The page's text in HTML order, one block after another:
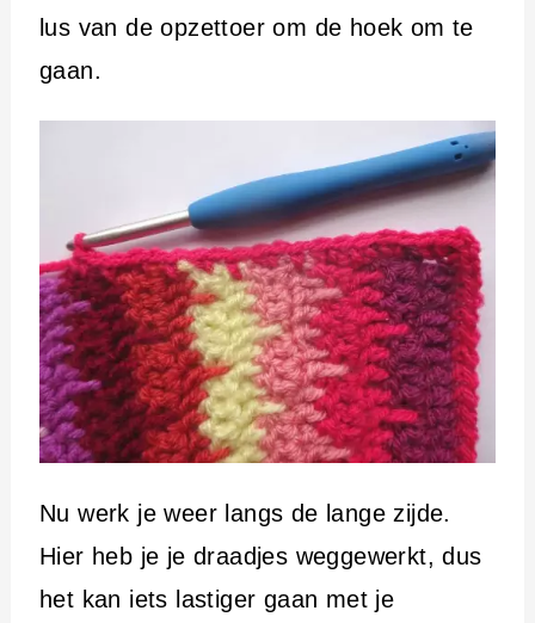
lus van de opzettoer om de hoek om te
gaan.
Nu werk je weer langs de lange zijde.
Hier heb je je draadjes weggewerkt, dus
het kan iets lastiger gaan met je